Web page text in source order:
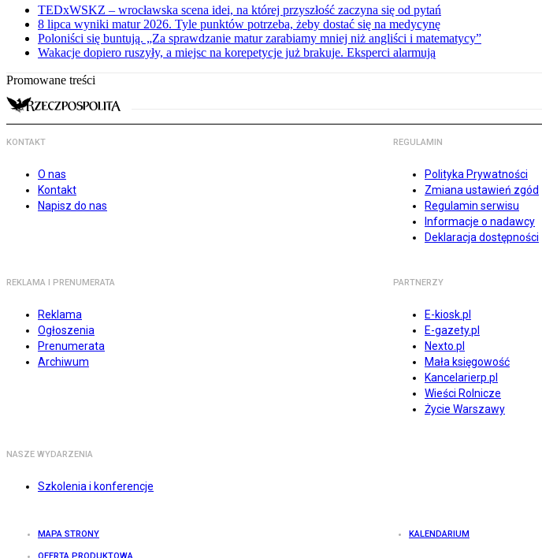
TEDxWSKZ – wrocławska scena idei, na której przyszłość zaczyna się od pytań
8 lipca wyniki matur 2026. Tyle punktów potrzeba, żeby dostać się na medycynę
Poloniści się buntują. „Za sprawdzanie matur zarabiamy mniej niż angliści i matematycy”
Wakacje dopiero ruszyły, a miejsc na korepetycje już brakuje. Eksperci alarmują
Promowane treści
KONTAKT
O nas
Kontakt
Napisz do nas
REGULAMIN
Polityka Prywatności
Zmiana ustawień zgód
Regulamin serwisu
Informacje o nadawcy
Deklaracja dostępności
REKLAMA I PRENUMERATA
Reklama
Ogłoszenia
Prenumerata
Archiwum
PARTNERZY
E-kiosk.pl
E-gazety.pl
Nexto.pl
Mała księgowość
Kancelarierp.pl
Wieści Rolnicze
Życie Warszawy
NASZE WYDARZENIA
Szkolenia i konferencje
MAPA STRONY KALENDARIUM